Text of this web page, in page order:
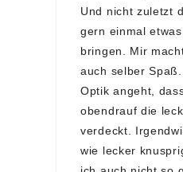
Und nicht zuletzt
gern einmal
bringen. Mir
auch selber
Optik angeht,
obendrauf die
verdeckt.
wie lecker